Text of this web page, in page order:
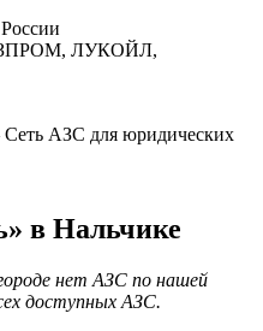
ЛУКОЙЛ,
в Нальчике
нет АЗС по нашей
доступных АЗС.